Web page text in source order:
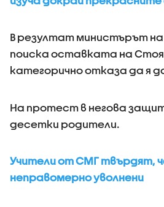
В резултат министърът
поиска оставката на
категорично отказа да я
На протест в негова
десетки родители.
Учители от СМГ твърдят,
неправомерно уволнени